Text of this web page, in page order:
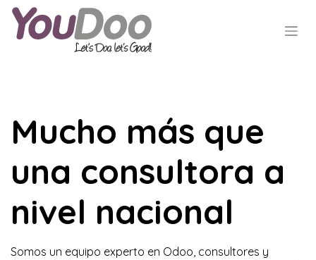
Mucho más que
una consultora a
nivel nacional
Somos un equipo experto en Odoo, consultores y